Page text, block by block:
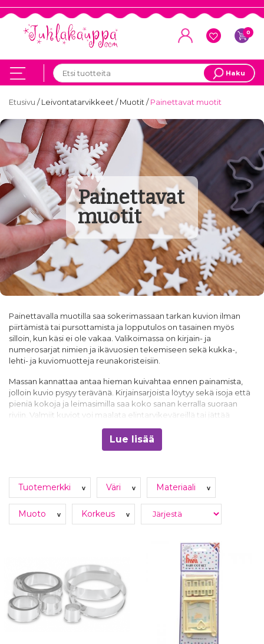
0
Haku
Etusivu /Leivontatarvikkeet/Muotit/Painettavat muotit
Painettavat
muotit
Painettavalla muotilla saa sokerimassaan tarkan kuvion ilman
piirtämistä tai pursottamista ja lopputulos on tasainen myös
silloin, kun käsi ei ole vakaa. Valikoimassa on kirjain- ja
numerosarjat nimien ja ikävuosien tekemiseen sekä kukka-,
lehti- ja kuviomuotteja reunakoristeisiin.
Massan kannattaa antaa hieman kuivahtaa ennen painamista,
jolloin kuvio pysyy terävänä. Kirjainsarjoista löytyy sekä isoja että
pieniä kokoja ja leimasimilla saa koko sanan kerralla suoraan
riviin. Valmiit kuviot voi maalata elintarvikeväreillä tai jättää
sellaisenaan. Silikoniset ja muovisetmuotit
laajemmasta muotit-ryhmästä ja valmiiksi tehdyt
leivontakoristeetovat omissa ryhmissään.
Lue lisää
Tuotemerkki v Väri v Materiaali v
Muoto v Korkeus v